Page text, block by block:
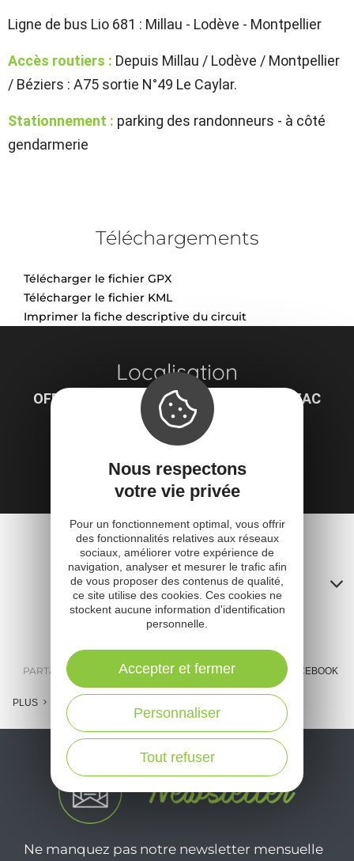
Ligne de bus Lio 681 : Millau - Lodève - Montpellier
Accès routiers : Depuis Millau / Lodève / Montpellier
/ Béziers : A75 sortie N°49 Le Caylar.
Stationnement : parking des randonneurs - à côté
gendarmerie
Téléchargements
Télécharger le fichier GPX
Télécharger le fichier KML
Imprimer la fiche descriptive du circuit
Localisation
OFFICE DE TOURISME LODÉVOIS ET LARZAC
7 Place du Rialto
Contacts
PARTAGER : E-MAIL MESSENGER FACEBOOK
PLUS
Ne manquez pas notre newsletter mensuelle
Nous respectons
votre vie privée
Pour un fonctionnement optimal, vous offrir
des fonctionnalités relatives aux réseaux
sociaux, améliorer votre expérience de
navigation, analyser et mesurer le trafic afin
de vous proposer des contenus de qualité,
ce site utilise des cookies. Ces cookies ne
stockent aucune information d'identification
personnelle.
Tout refuser
Personnaliser
Accepter et fermer